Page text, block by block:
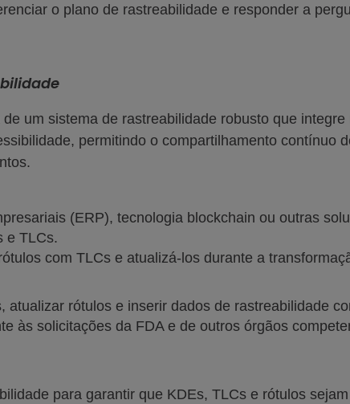
o plano de rastreabilidade e responder a
um sistema de rastreabilidade robusto que
permitindo o compartilhamento contínuo
(ERP), tecnologia blockchain ou outras
e TLCs.
com TLCs e atualizá-los durante a
rótulos e inserir dados de rastreabilidade
às solicitações da FDA e de outros órgãos
para garantir que KDEs, TLCs e rótulos